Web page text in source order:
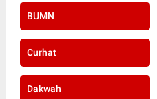
BUMN
Curhat
Dakwah